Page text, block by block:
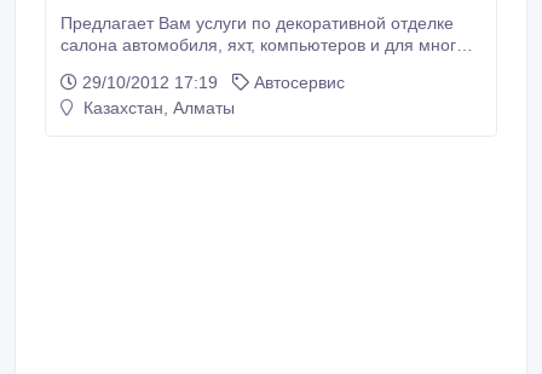
Предлагает Вам услуги по декоративной отделке
салона автомобиля, яхт, компьютеров и для многого
дерево, мрамор, карбон, камуфляж, шкуры
экзотических животных и др. Она не реагирует на
29/10/2012 17:19
Автосервис
Казахстан, Алматы